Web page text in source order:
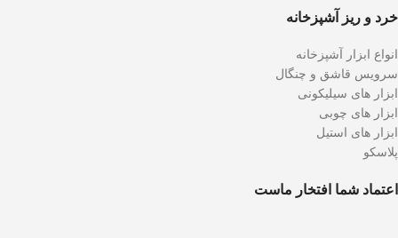
خرد و ریز آشپزخانه
انواع ابزار آشپزخانه
سرویس قاشق و چنگال
ابزار های سیلیکونی
ابزار های چوبی
ابزار های استیل
پلاسکو
اعتماد شما افتخار ماست